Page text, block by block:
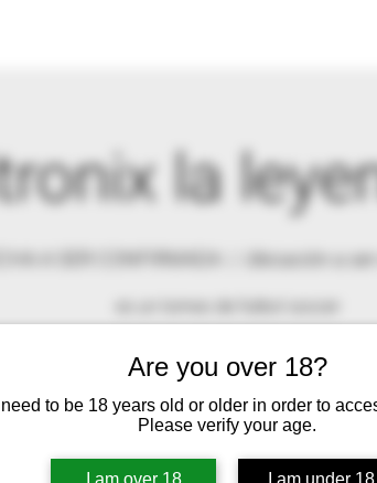
Are you over 18?
to be 18 years old or older in order to
Please verify your age.
I am over 18 I am under 18
la
A SER CONFIRMADA Ubicación a
RSVP